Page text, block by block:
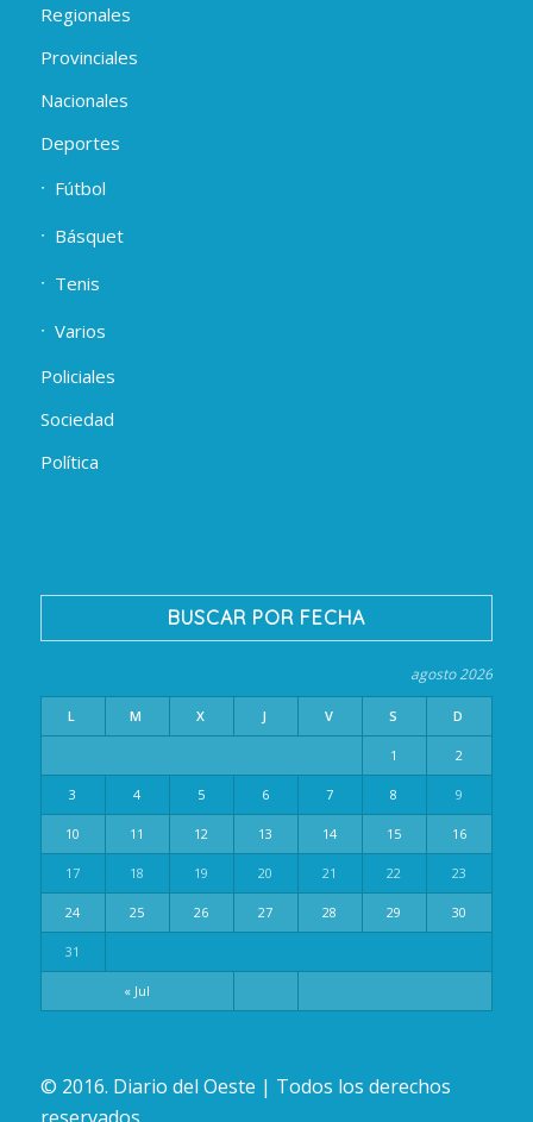
Regionales
Provinciales
Nacionales
Deportes
Fútbol
Básquet
Tenis
Varios
Policiales
Sociedad
Política
BUSCAR POR FECHA
agosto 2026
L M X J V S D
« Jul
1 2
3 4 5 6 7 8 9
10 11 12 13 14 15 16
17 18 19 20 21 22 23
24 25 26 27 28 29 30
31
© 2016. Diario del Oeste | Todos los derechos